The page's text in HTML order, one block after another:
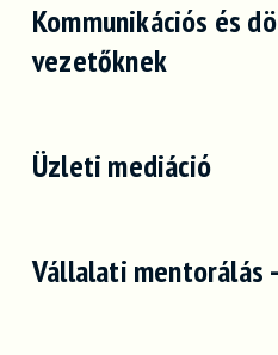
Kommunikációs és
vezetőknek
Üzleti mediáció
Vállalati mentorálás